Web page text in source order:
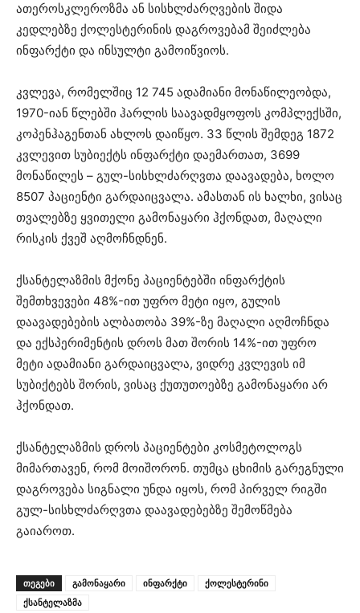
ათეროსკლეროზმა ან სისხლძარღვების შიდა
კედლებზე ქოლესტერინის დაგროვებამ შეიძლება
ინფარქტი და ინსულტი გამოიწვიოს.
კვლევა, რომელშიც 12 745 ადამიანი მონაწილეობდა,
1970-იან წლებში ჰარლის საავადმყოფოს კომპლექსში,
კოპენჰაგენთან ახლოს დაიწყო. 33 წლის შემდეგ 1872
კვლევით სუბიექტს ინფარქტი დაემართათ, 3699
მონაწილეს – გულ-სისხლძარღვთა დაავადება, ხოლო
8507 პაციენტი გარდაიცვალა. ამასთან ის ხალხი, ვისაც
თვალებზე ყვითელი გამონაყარი ჰქონდათ, მაღალი
რისკის ქვეშ აღმოჩნდნენ.
ქსანტელაზმის მქონე პაციენტებში ინფარქტის
შემთხვევები 48%-ით უფრო მეტი იყო, გულის
დაავადებების ალბათობა 39%-ზე მაღალი აღმოჩნდა
და ექსპერიმენტის დროს მათ შორის 14%-ით უფრო
მეტი ადამიანი გარდაიცვალა, ვიდრე კვლევის იმ
სუბიქტებს შორის, ვისაც ქუთუთოებზე გამონაყარი არ
ჰქონდათ.
ქსანტელაზმის დროს პაციენტები კოსმეტოლოგს
მიმართავენ, რომ მოიშორონ. თუმცა ცხიმის გარეგნული
დაგროვება სიგნალი უნდა იყოს, რომ პირველ რიგში
გულ-სისხლძარღვთა დაავადებებზე შემოწმება
გაიაროთ.
ᲗᲔᲒᲔᲑᲘ გამონაყარი ინფარქტი
ქოლესტერინი
ქსანტელაზმა